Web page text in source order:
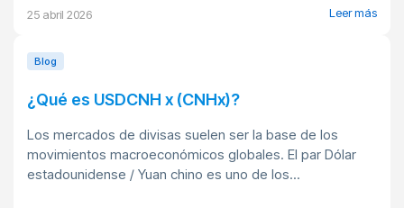
25 abril 2026 Leer más
Blog
¿Qué es USDCNH x (CNHx)?
Los mercados de divisas suelen ser la base de los
movimientos macroeconómicos globales. El par Dólar
estadounidense / Yuan chino es uno de los...